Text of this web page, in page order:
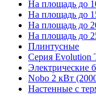
На площадь до
На площадь до
На площадь до
На площадь до
Плинтусные
Серия Evolution
Электрические
Nobo 2 кВт
Настенные с